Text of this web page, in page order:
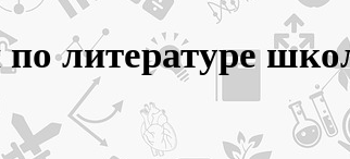
по литературе